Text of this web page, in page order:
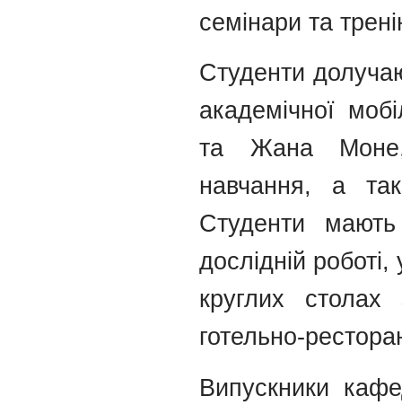
семінари та
Студенти
академічної
та Жана Моне,
навчання, а
Студенти
дослідній
круглих столах
готельно-
Випускники